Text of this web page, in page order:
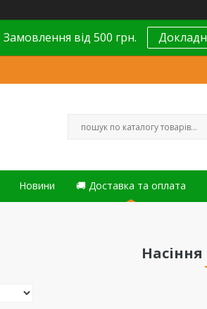
Замовлення від 500 грн.
Новини 🚚 Доставка та оплата
Насіння